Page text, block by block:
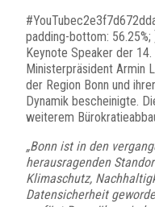
padding-bottom: 56.25%;
Keynote Speaker der
Ministerpräsident Armin
der Region Bonn und
Dynamik bescheinigte.
weiterem
„Bonn ist in den
herausragenden
Klimaschutz,
Datensicherheit